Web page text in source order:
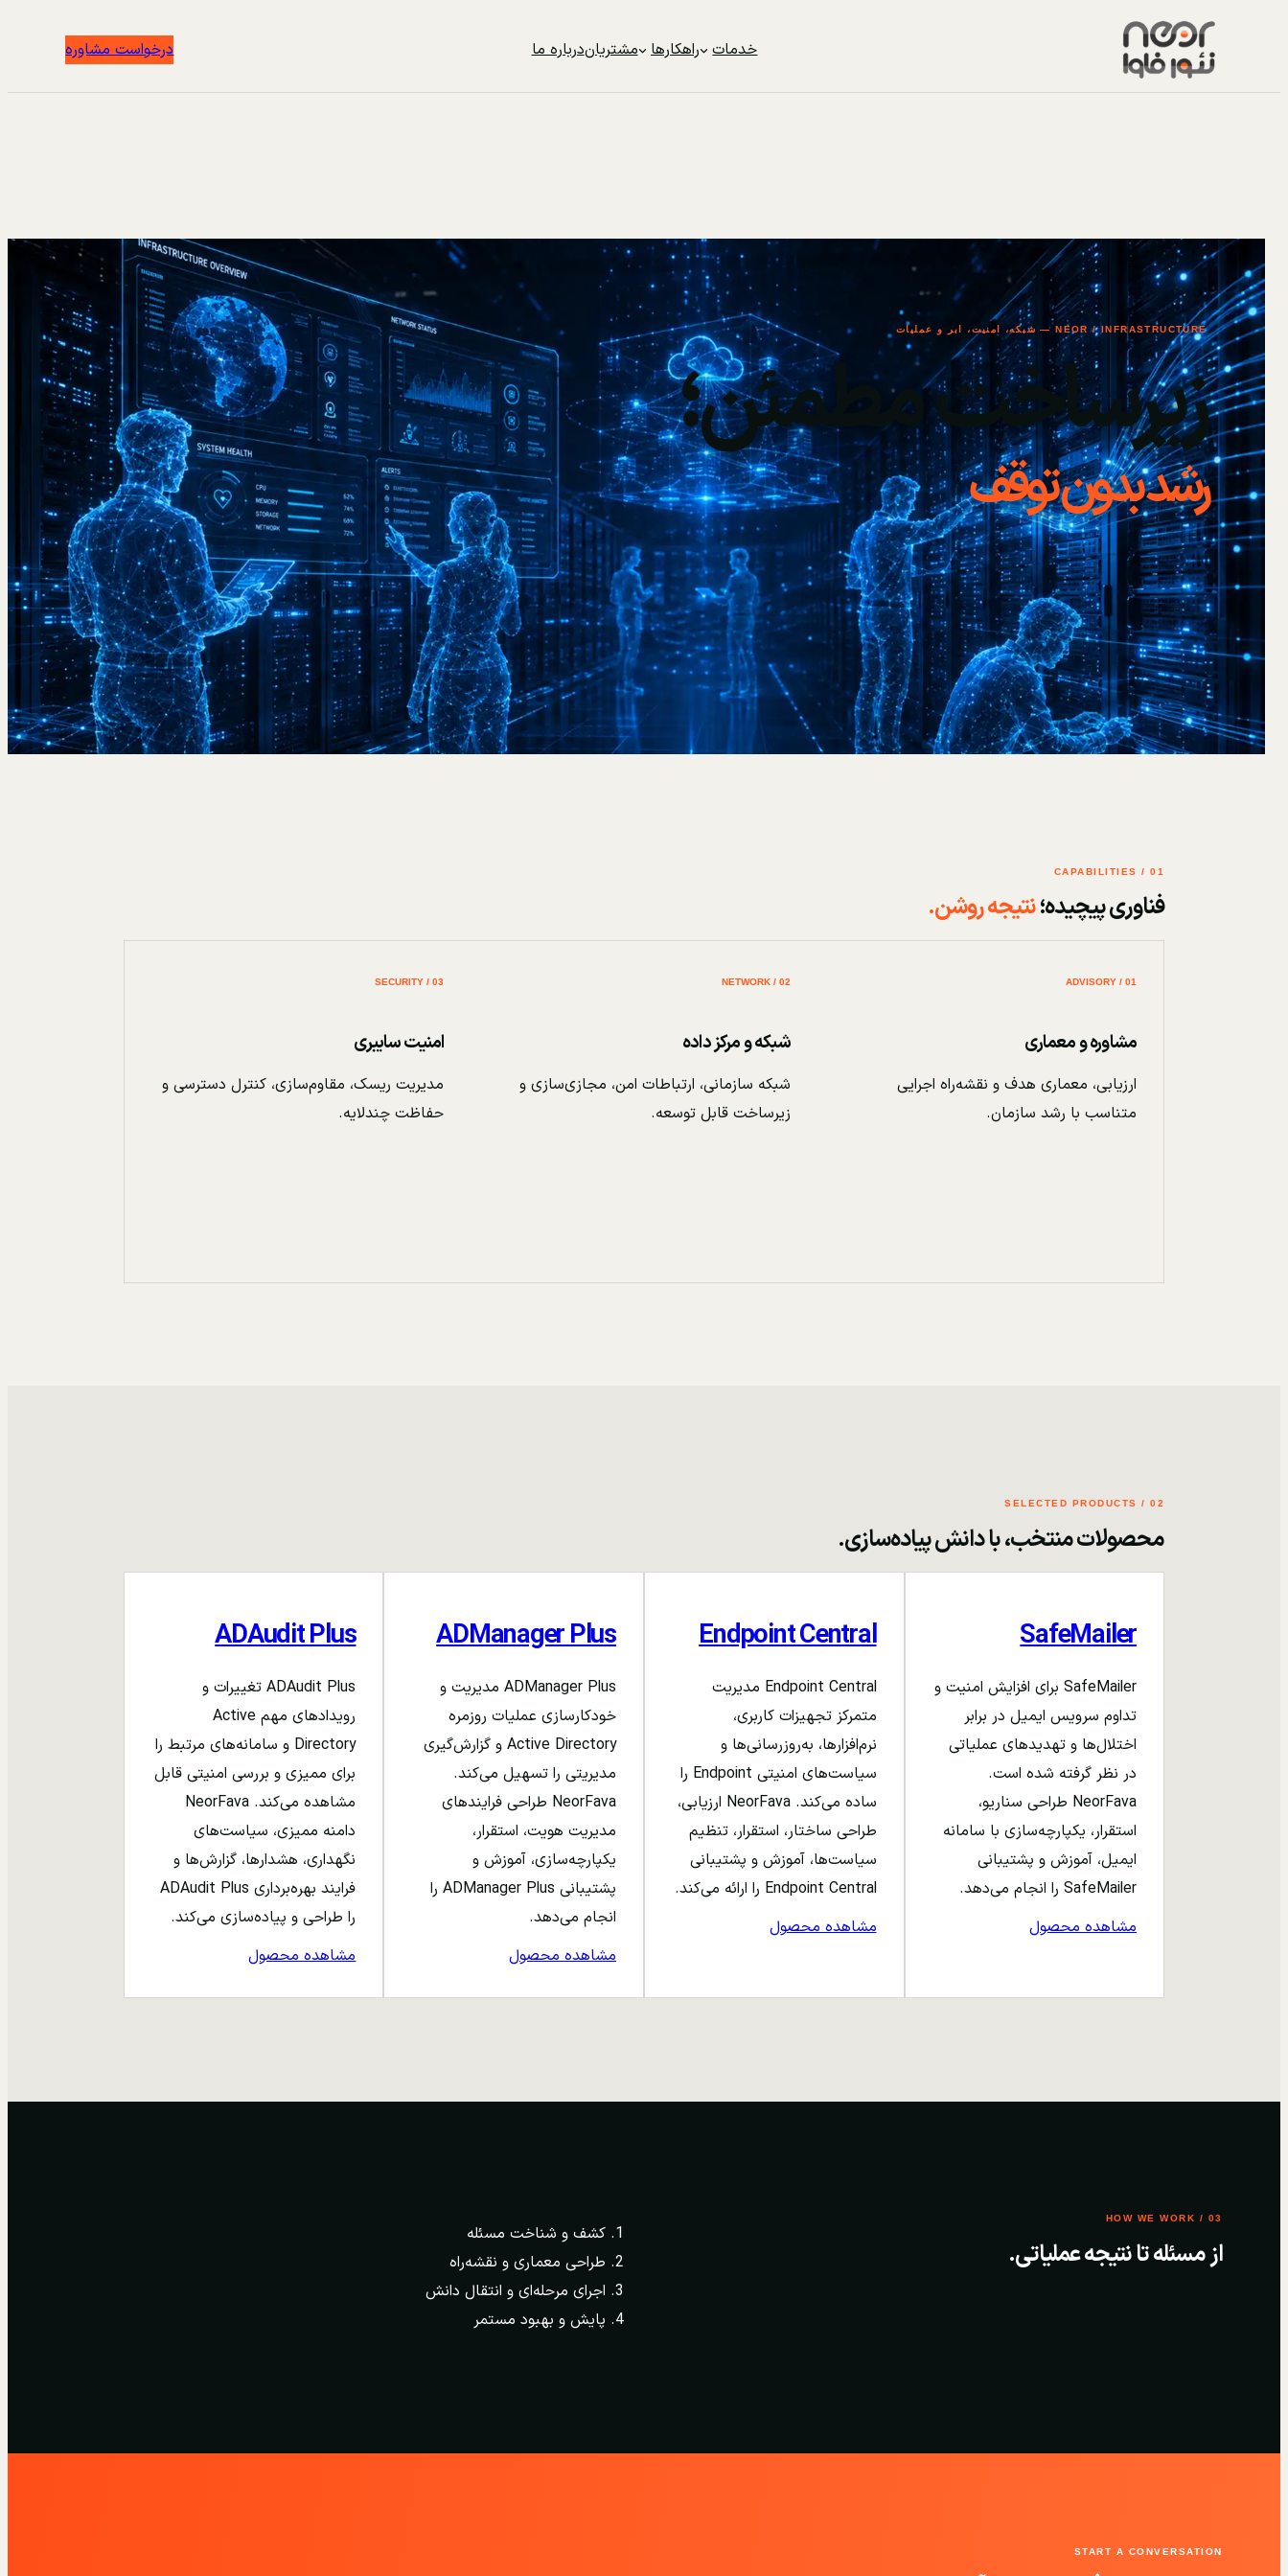
خدمات راهکارها مشتریاندرباره ما درخواست مشاوره
NEOR / INFRASTRUCTURE — شبکه، امنیت، ابر و عملیات
زیرساخت مطمئن؛
رشد بدون توقف
01 / CAPABILITIES
فناوری پیچیده؛نتیجه روشن.
01 / ADVISORY
مشاوره و معماری
ارزیابی، معماری هدف و نقشه‌راه اجرایی
متناسب با رشد سازمان.
02 / NETWORK
شبکه و مرکز داده
شبکه سازمانی، ارتباطات امن، مجازی‌سازی و
زیرساخت قابل توسعه.
03 / SECURITY
امنیت سایبری
مدیریت ریسک، مقاوم‌سازی، کنترل دسترسی و
حفاظت چندلایه.
02 / SELECTED PRODUCTS
محصولات منتخب، با دانش پیاده‌سازی.
SafeMailer
SafeMailer برای افزایش امنیت و
تداوم سرویس ایمیل در برابر
اختلال‌ها و تهدیدهای عملیاتی
در نظر گرفته شده است.
NeorFava طراحی سناریو،
استقرار، یکپارچه‌سازی با سامانه
ایمیل، آموزش و پشتیبانی
SafeMailer را انجام می‌دهد.
مشاهده محصول
Endpoint Central
Endpoint Central مدیریت
متمرکز تجهیزات کاربری،
نرم‌افزارها، به‌روزرسانی‌ها و
سیاست‌های امنیتی Endpoint را
ساده می‌کند. NeorFava ارزیابی،
طراحی ساختار، استقرار، تنظیم
سیاست‌ها، آموزش و پشتیبانی
Endpoint Central را ارائه می‌کند.
مشاهده محصول
ADManager Plus
ADManager Plus مدیریت و
خودکارسازی عملیات روزمره
Active Directory و گزارش‌گیری
مدیریتی را تسهیل می‌کند.
NeorFava طراحی فرایندهای
مدیریت هویت، استقرار،
یکپارچه‌سازی، آموزش و
پشتیبانی ADManager Plus را
انجام می‌دهد.
مشاهده محصول
ADAudit Plus
ADAudit Plus تغییرات و
رویدادهای مهم Active
Directory و سامانه‌های مرتبط را
برای ممیزی و بررسی امنیتی قابل
مشاهده می‌کند. NeorFava
دامنه ممیزی، سیاست‌های
نگهداری، هشدارها، گزارش‌ها و
فرایند بهره‌برداری ADAudit Plus
را طراحی و پیاده‌سازی می‌کند.
مشاهده محصول
03 / HOW WE WORK
از مسئله تا نتیجه عملیاتی.
کشف و شناخت مسئله
طراحی معماری و نقشه‌راه
اجرای مرحله‌ای و انتقال دانش
پایش و بهبود مستمر
START A CONVERSATION